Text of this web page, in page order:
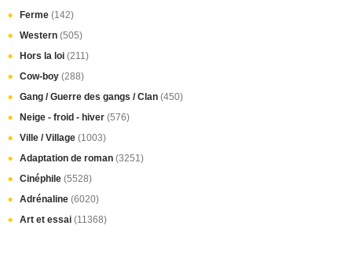
Ferme (142)
Western (505)
Hors la loi (211)
Cow-boy (288)
Gang / Guerre des gangs / Clan (450)
Neige - froid - hiver (576)
Ville / Village (1003)
Adaptation de roman (3251)
Cinéphile (5528)
Adrénaline (6020)
Art et essai (11368)